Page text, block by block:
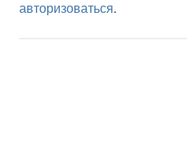
авторизоваться.